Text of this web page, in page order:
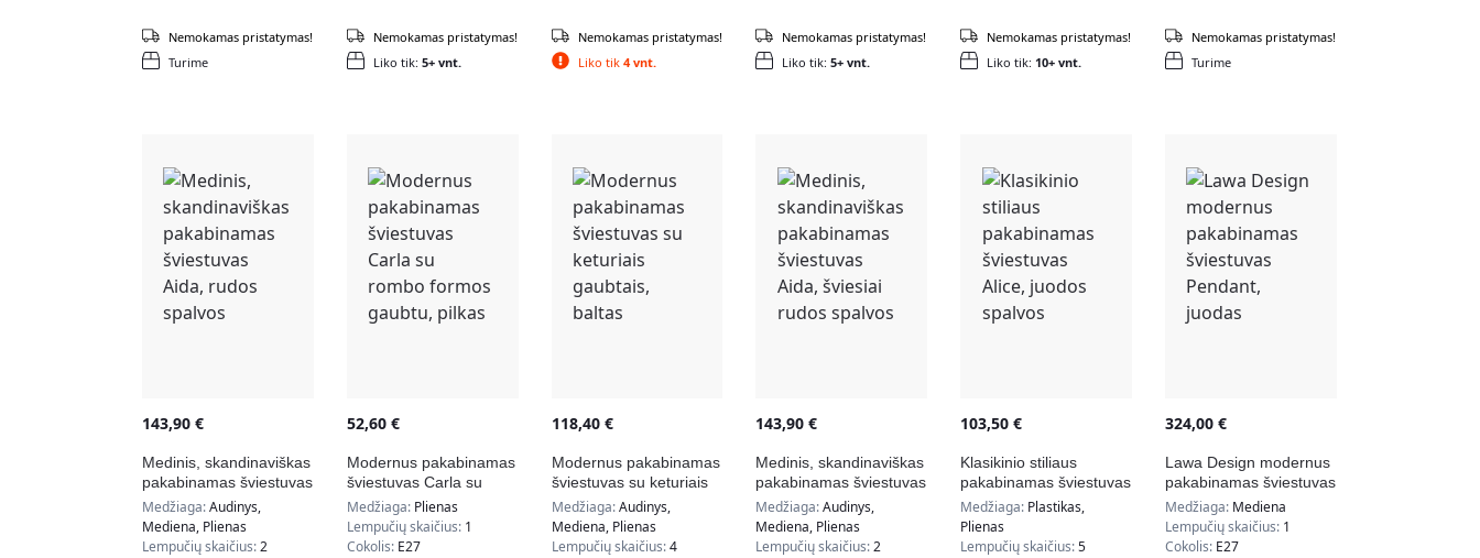
Turime
Nemokamas pristatymas!
Liko tik: 5+ vnt.
Nemokamas pristatymas!
Liko tik 4 vnt.
Nemokamas pristatymas!
Liko tik:5+ vnt.
Nemokamas pristatymas!
Liko tik: 10+ vnt.
Nemokamas pristatymas!
Turime
Nemokamas pristatymas!
143,90 €
Medinis, skandinaviškas
pakabinamas šviestuvas
Aida, rudos spalvos
Medžiaga:Audinys,
Mediena, Plienas
Lempučių skaičius:2
52,60 €
Modernus pakabinamas
šviestuvas Carla su
rombo formos gaubtu,
pilkas
Medžiaga: Plienas
Lempučių skaičius: 1
Cokolis: E27
118,40 €
Modernus pakabinamas
šviestuvas su keturiais
gaubtais, baltas
Medžiaga:Audinys,
Mediena, Plienas
Lempučių skaičius:4
143,90€
Medinis, skandinaviškas
pakabinamas šviestuvas
Aida, šviesiai rudos
spalvos
Medžiaga:Audinys,
Mediena, Plienas
Lempučių skaičius:2
103,50€
Klasikinio stiliaus
pakabinamas šviestuvas
Alice, juodos spalvos
Medžiaga: Plastikas,
Plienas
Lempučių skaičius:5
324,00 €
Lawa Design modernus
pakabinamas šviestuvas
Pendant, juodas
Medžiaga: Mediena
Lempučių skaičius: 1
Cokolis: E27